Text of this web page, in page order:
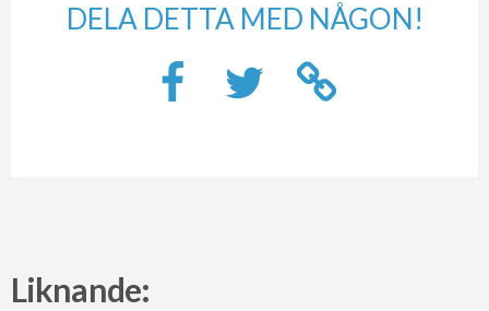
DELA DETTA MED NÅGON!
Liknande: